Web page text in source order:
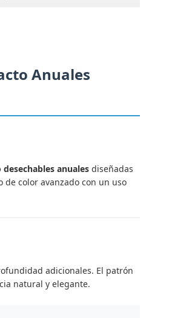
Anuales
anuales diseñadas
de color avanzado con un uso
adicionales. El patrón
natural y elegante.